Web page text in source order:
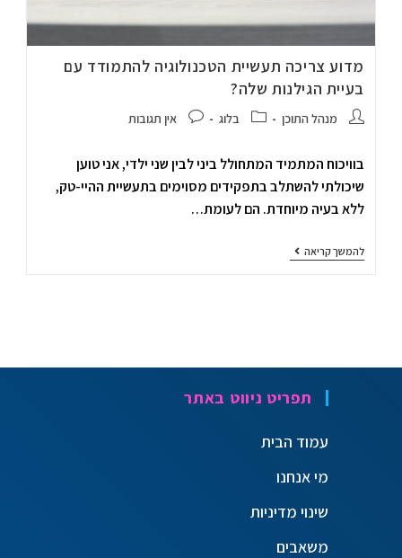
מדוע צריכה תעשיית הטכנולוגיה להתמודד עם
בעיית הגילנות שלה?
מנהל התוכן בלוג אין תגובות
בוויכוח המתמיד המתחולל ביני לבין שני ילדי, אני טוען
שיכולתי להשתלב בתפקידים מסוימים בתעשיית ההיי-טק,
ללא בעיה מיוחדת. הם לעומת…
להמשך קריאה
תפריט ניווט באתר
עמוד הבית
מי אנחנו
שינוי מדיניות
משאבים